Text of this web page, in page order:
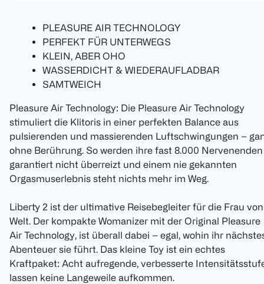
PLEASURE AIR TECHNOLOGY
PERFEKT FÜR UNTERWEGS
KLEIN, ABER OHO
WASSERDICHT & WIEDERAUFLADBAR
SAMTWEICH
Pleasure Air Technology: Die Pleasure Air Technology
stimuliert die Klitoris in einer perfekten Balance aus
pulsierenden und massierenden Luftschwingungen –
ohne Berührung. So werden ihre fast 8.000 Nervenenden
garantiert nicht überreizt und einem nie gekannten
Orgasmuserlebnis steht nichts mehr im Weg.
Liberty 2 ist der ultimative Reisebegleiter für die Frau von
Welt. Der kompakte Womanizer mit der Original Pleasure
Air Technology, ist überall dabei – egal, wohin ihr
Abenteuer sie führt. Das kleine Toy ist ein echtes
Kraftpaket: Acht aufregende, verbesserte
lassen keine Langeweile aufkommen.